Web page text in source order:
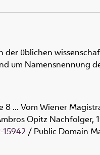
der üblichen
um Namensnennung
... Vom Wiener
Opitz Nachfolger,
/ Public Domain